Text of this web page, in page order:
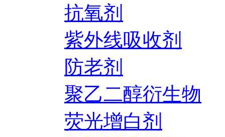
抗氧剂
紫外线吸收剂
防老剂
聚乙二醇衍生物
荧光增白剂